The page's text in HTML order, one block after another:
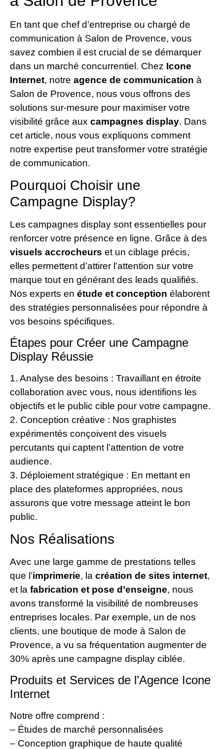
En tant que chef d’entreprise ou chargé de
communication à Salon de Provence, vous
savez combien il est crucial de se démarquer
dans un marché concurrentiel. Chez Icone
Internet, notre agence de communication à
Salon de Provence, nous vous offrons des
solutions sur-mesure pour maximiser votre
visibilité grâce aux campagnes display. Dans
cet article, nous vous expliquons comment
notre expertise peut transformer votre stratégie
de communication.
Pourquoi Choisir une
Campagne Display?
Les campagnes display sont essentielles pour
renforcer votre présence en ligne. Grâce à des
visuels accrocheurs et un ciblage précis,
elles permettent d’attirer l’attention sur votre
marque tout en générant des leads qualifiés.
Nos experts en étude et conception élaborent
des stratégies personnalisées pour répondre à
vos besoins spécifiques.
Étapes pour Créer une Campagne
Display Réussie
1. Analyse des besoins : Travaillant en étroite
collaboration avec vous, nous identifions les
objectifs et le public cible pour votre campagne.
2. Conception créative : Nos graphistes
expérimentés conçoivent des visuels
percutants qui captent l’attention de votre
audience.
3. Déploiement stratégique : En mettant en
place des plateformes appropriées, nous
assurons que votre message atteint le bon
public.
Nos Réalisations
Avec une large gamme de prestations telles
que l’imprimerie, la création de sites internet,
et la fabrication et pose d’enseigne, nous
avons transformé la visibilité de nombreuses
entreprises locales. Par exemple, un de nos
clients, une boutique de mode à Salon de
Provence, a vu sa fréquentation augmenter de
30% après une campagne display ciblée.
Produits et Services de l’Agence Icone
Internet
Notre offre comprend :
– Études de marché personnalisées
– Conception graphique de haute qualité